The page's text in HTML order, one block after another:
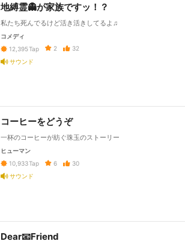
地縛霊👻が家族ですッ！？
私たち死んでるけど活き活きしてるよ♫
コメディ
12,395Tap 2
32
サウンド
コーヒーをどうぞ
一杯のコーヒーが紡ぐ珠玉のストーリー
ヒューマン
10,933Tap 6
30
サウンド
Dear📧Friend